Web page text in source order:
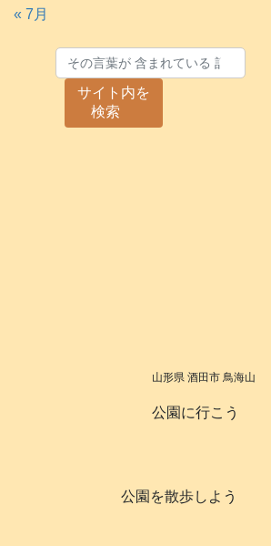
« 7月
サイト内を
検索
山形県 酒田市 鳥海山
公園に行こう
公園を散歩しよう